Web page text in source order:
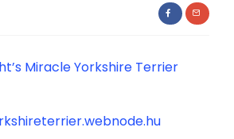
Miracle Yorkshire Terrier